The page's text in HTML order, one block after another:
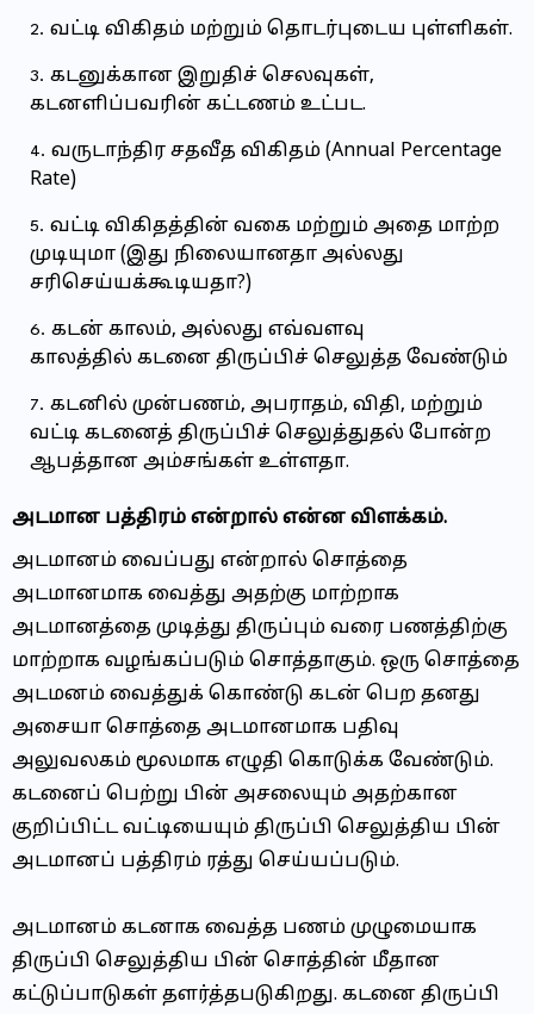
வட்டி விகிதம் மற்றும் தொடர்புடைய புள்ளிகள்.
கடனுக்கான இறுதிச் செலவுகள்,
கடனளிப்பவரின் கட்டணம் உட்பட.
வருடாந்திர சதவீத விகிதம் (Annual Percentage
Rate)
வட்டி விகிதத்தின் வகை மற்றும் அதை மாற்ற
முடியுமா (இது நிலையானதா அல்லது
சரிசெய்யக்கூடியதா?)
கடன் காலம், அல்லது எவ்வளவு
காலத்தில் கடனை திருப்பிச் செலுத்த வேண்டும்
கடனில் முன்பணம், அபராதம், விதி, மற்றும்
வட்டி கடனைத் திருப்பிச் செலுத்துதல் போன்ற
ஆபத்தான அம்சங்கள் உள்ளதா.
அடமான பத்திரம் என்றால் என்ன விளக்கம்.
அடமானம் வைப்பது என்றால் சொத்தை
அடமானமாக வைத்து அதற்கு மாற்றாக
அடமானத்தை முடித்து திருப்பும் வரை பணத்திற்கு
மாற்றாக வழங்கப்படும் சொத்தாகும். ஒரு சொத்தை
அடமனம் வைத்துக் கொண்டு கடன் பெற தனது
அசையா சொத்தை அடமானமாக பதிவு
அலுவலகம் மூலமாக எழுதி கொடுக்க வேண்டும்.
கடனைப் பெற்று பின் அசலையும் அதற்கான
குறிப்பிட்ட வட்டியையும் திருப்பி செலுத்திய பின்
அடமானப் பத்திரம் ரத்து செய்யப்படும்.
அடமானம் கடனாக வைத்த பணம் முழுமையாக
திருப்பி செலுத்திய பின் சொத்தின் மீதான
கட்டுப்பாடுகள் தளர்த்தபடுகிறது. கடனை திருப்பி